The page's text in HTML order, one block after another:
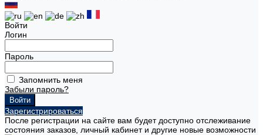
Войти
Логин
Пароль
Запомнить меня
Забыли пароль?
Зарегистрироваться
После регистрации на сайте вам будет доступно отслеживание
состояния заказов, личный кабинет и другие новые возможности